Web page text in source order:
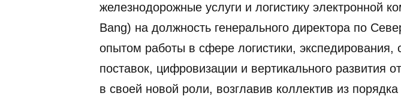
железнодорожные услуги и логистику электронной
Bang) на должность генерального директора по
опытом работы в сфере логистики, экспедирования,
поставок, цифровизации и вертикального развития
в своей новой роли, возглавив коллектив из